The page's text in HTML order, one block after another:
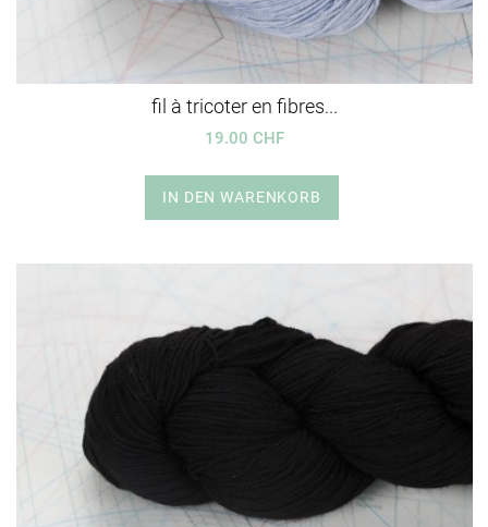
fil à tricoter en fibres...
19.00 CHF
IN DEN WARENKORB